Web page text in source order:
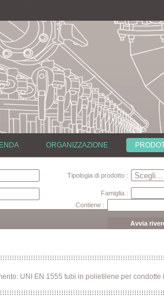
ORGANIZZAZIONE
Tipologia di prodotto :
Famiglia :
Contiene :
Avvia
UNI EN 1555 tubi in polietilene per